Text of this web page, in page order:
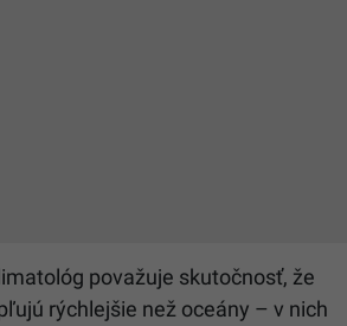
považuje skutočnosť, že
rýchlejšie než oceány – v nich